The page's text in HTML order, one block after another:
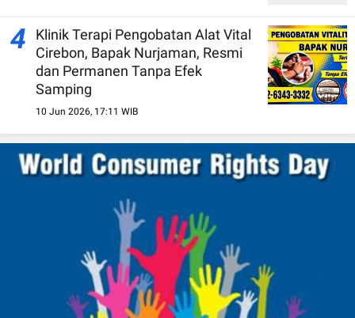
4
Klinik Terapi Pengobatan Alat Vital
Cirebon, Bapak Nurjaman, Resmi
dan Permanen Tanpa Efek
Samping
10 Jun 2026, 17:11 WIB